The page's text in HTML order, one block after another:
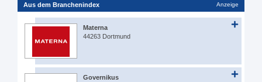
Aus dem Branchenindex Anzeige
Materna
44263 Dortmund
Governikus